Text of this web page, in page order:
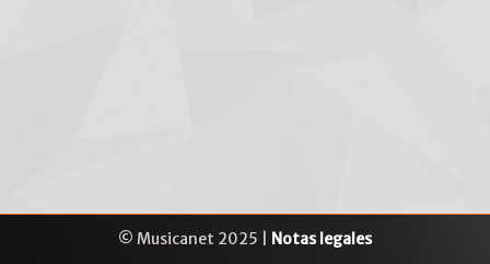
© Musicanet 2025 | Notas legales